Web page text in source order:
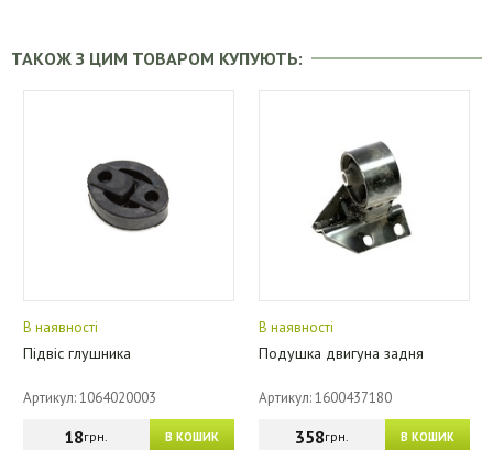
ТАКОЖ З ЦИМ ТОВАРОМ КУПУЮТЬ:
В наявності
Підвіс глушника
Артикул: 1064020003
В КОШИК
18грн.
В наявності
Подушка двигуна задня
Артикул: 1600437180
В КОШИК
358грн.